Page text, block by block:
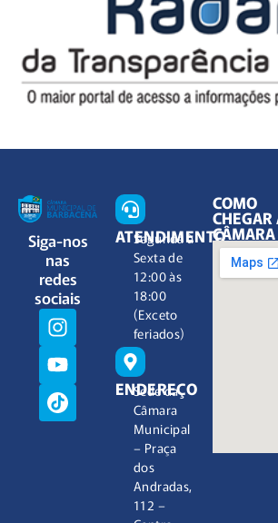
Siga-nos
nas
redes
sociais
ATENDIMENTO
Segunda à
Sexta de
12:00 às
18:00
(Exceto
feriados)
ENDEREÇO
Sede da
Câmara
Municipal
– Praça
dos
Andradas,
112 –
COMO
CHEGAR
CÂMARA